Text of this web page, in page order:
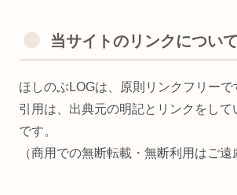
当サイトのリンクについて
ほしのぶLOGは、原則リンクフリーで
引用は、出典元の明記とリンクをして
です。
（商用での無断転載・無断利用はご遠